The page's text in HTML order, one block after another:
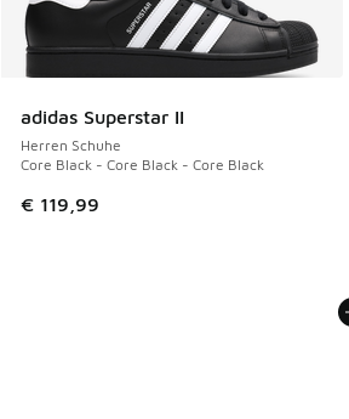
adidas Superstar II
Herren Schuhe
Core Black - Core Black - Core Black
€ 119,99